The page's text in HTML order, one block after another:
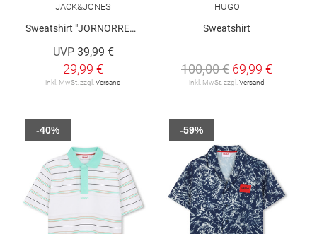
JACK&JONES
Sweatshirt "JORNORREBRO"
UVP 39,99 €
29,99 €
inkl. MwSt. zzgl. Versand
HUGO
Sweatshirt
100,00 € 69,99 €
inkl. MwSt. zzgl. Versand
-40% -59%